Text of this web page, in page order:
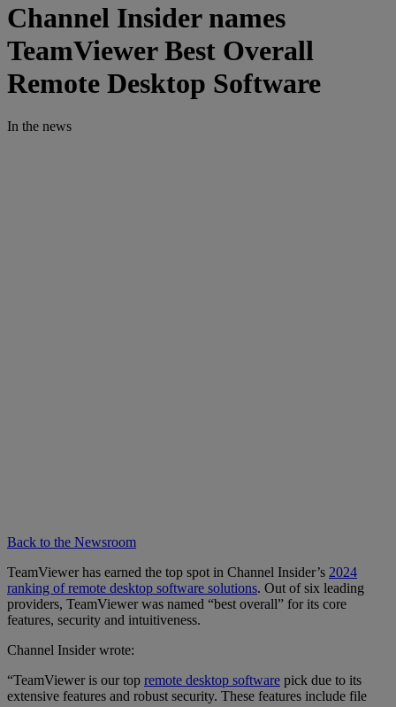
Channel Insider names
TeamViewer Best Overall
Remote Desktop Software
In the news
Back to the Newsroom
TeamViewer has earned the top spot in Channel Insider’s 2024
ranking of remote desktop software solutions. Out of six leading
providers, TeamViewer was named “best overall” for its core
features, security and intuitiveness.
Channel Insider wrote:
“TeamViewer is our top remote desktop software pick due to its
extensive features and robust security. These features include file